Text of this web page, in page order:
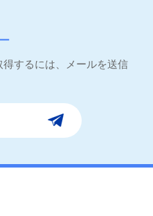
するには、メールを送信